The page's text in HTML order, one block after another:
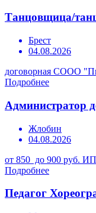
Танцовщица/
Брест
04.08.2026
договорная СООО
Подробнее
Администратор
Жлобин
04.08.2026
от 850 до 900 руб. ИП
Подробнее
Педагог